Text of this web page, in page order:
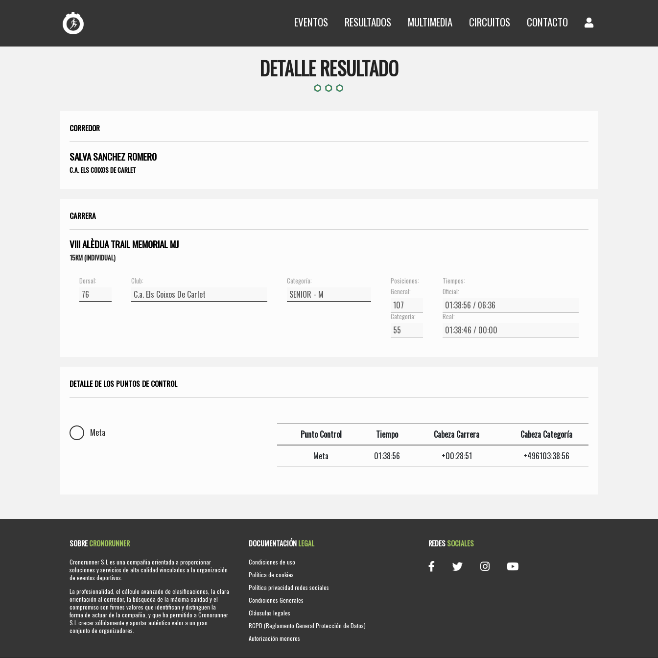
EVENTOS RESULTADOS MULTIMEDIA CIRCUITOS CONTACTO
DETALLE RESULTADO
CORREDOR
SALVA SANCHEZ ROMERO
C.A. ELS COIXOS DE CARLET
CARRERA
VIII ALÈDUA TRAIL MEMORIAL MJ
15KM (INDIVIDUAL)
Dorsal: Club: Categoría:
Posiciones:
General:
Categoría:
Tiempos:
Oficial:
Real:
DETALLE DE LOS PUNTOS DE CONTROL
Meta Punto Control Tiempo Cabeza Carrera
Cabeza Categoría
Meta
01:38:56 +00:28:51 +496103:38:56
SOBRECRONORUNNER
Cronorunner S.L es una compañia orientada a proporcionar
soluciones y servicios de alta calidad vinculados a la organización
de eventos deportivos.
La profesionalidad, el cálculo avanzado de clasificaciones, la clara
orientación al corredor, la búsqueda de la máxima calidad y el
compromiso son firmes valores que identifican y distinguen la
forma de actuar de la compañia, y que ha permitido a Cronorunner
S.L crecer sólidamente y aportar auténtico valor a un gran
conjunto de organizadores.
DOCUMENTACIÓNLEGAL
Condiciones de uso
Política de cookies
Política privacidad redes sociales
Condiciones Generales
Cláusulas legales
RGPD (Reglamento General Protección de Datos)
Autorización menores
REDESSOCIALES